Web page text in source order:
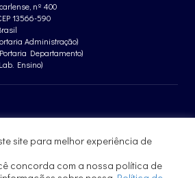
nº 400
13566-590
Administração)
Departamento)
Ensino)
13563-120
prédio CFBio)
prédio poloTErRA)
site para melhor experiência de
concorda com a nossa política de